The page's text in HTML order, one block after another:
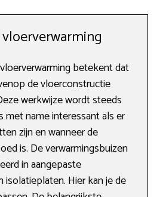
betekent dat
de vloerconstructie
werkwijze wordt steeds
met name interessant als er
zijn en wanneer de
is. De verwarmingsbuizen
in aangepaste
Hier kan je de